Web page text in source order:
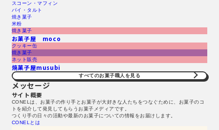
スコーン・マフィン
パイ・タルト
焼き菓子
米粉
焼き菓子
お菓子屋 moco
クッキー缶
焼き菓子
ネット販売
焼菓子屋musubi
すべてのお菓子職人を見る​
メッセージ
サイト概要
CONELは、お菓子の作り手とお菓子が大好きな人たちをつなぐために、お菓子のコ
トを紹介して発見してもらうお菓子メディアです。
つくり手の日々の活動や最新のお菓子についての情報をお届けします。
CONELとは